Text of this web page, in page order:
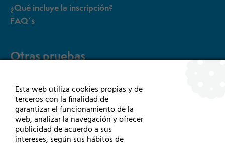
¿Qué incluye la inscripción?
FAQ´s
Otras pruebas
15K Rollers
15K Sillas de ruedas y HandBikes
Esta web utiliza cookies propias y de
terceros con la finalidad de
garantizar el funcionamiento de la
web, analizar la navegación y ofrecer
publicidad de acuerdo a sus
intereses, según sus hábitos de